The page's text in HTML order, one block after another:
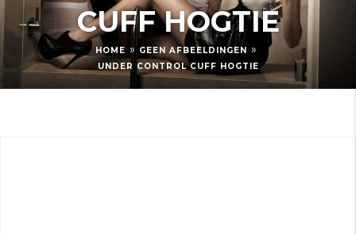
CUFF HOGTIE
HOME » GEEN AFBEELDINGEN »
UNDER CONTROL CUFF HOGTIE